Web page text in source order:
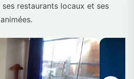
restaurants locaux et ses